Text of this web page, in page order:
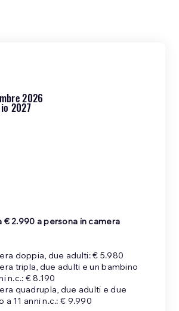
2026
2027
€ 2.990 a persona in camera
doppia, due adulti: € 5.980
tripla, due adulti e un bambino
n.c.: € 8.190
quadrupla, due adulti e due
a 11 anni n.c.: € 9.990